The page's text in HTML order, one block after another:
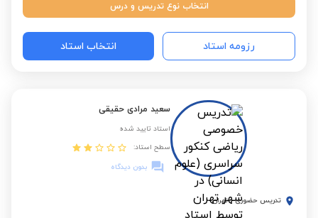
انتخاب نوع تدریس و درس
رزومه استاد انتخاب استاد
سعید مرادی حقیقی
استاد تایید شده
سطح استاد:
بدون دیدگاه
تدریس حضوری - تهران